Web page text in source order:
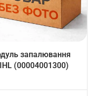
запалювання
(00004001300)